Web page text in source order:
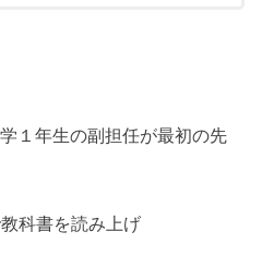
１年生の副担任が最初の先
科書を読み上げ